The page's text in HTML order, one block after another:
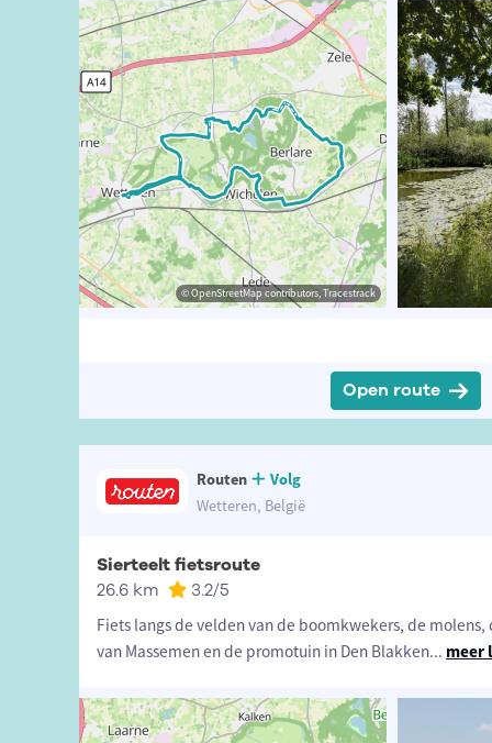
© OpenStreetMap contributors, Tracestrack
Open route
Oost-Vlaanderen © OpenStreetMap contributors, Tracestrack
Routen
Volg
Wetteren, België
Sierteelt fietsroute
26.6 km 3.2/5
Fiets langs de velden van de boomkwekers, de
van Massemen en de promotuin in Den Blakken... meer